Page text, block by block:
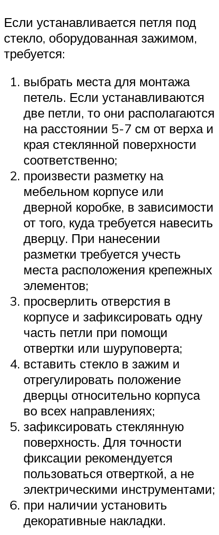
Если устанавливается петля под
стекло, оборудованная зажимом,
требуется:
выбрать места для монтажа
петель. Если устанавливаются
две петли, то они располагаются
на расстоянии 5-7 см от верха и
края стеклянной поверхности
соответственно;
произвести разметку на
мебельном корпусе или
дверной коробке, в зависимости
от того, куда требуется навесить
дверцу. При нанесении
разметки требуется учесть
места расположения крепежных
элементов;
просверлить отверстия в
корпусе и зафиксировать одну
часть петли при помощи
отвертки или шуруповерта;
вставить стекло в зажим и
отрегулировать положение
дверцы относительно корпуса
во всех направлениях;
зафиксировать стеклянную
поверхность. Для точности
фиксации рекомендуется
пользоваться отверткой, а не
электрическими инструментами;
при наличии установить
декоративные накладки.